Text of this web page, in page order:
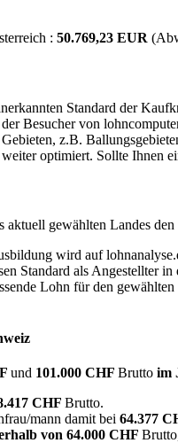
: 50.769,23 EUR
Standard der
Besucher von
z.B.
optimiert. Sollte Ihnen
aktuell gewählten Landes
wird auf
Standard als Angestellter
Lohn für den
und 101.000 CHF Brutto im
CHF Brutto.
mann damit bei 64.377
von 64.000 CHF